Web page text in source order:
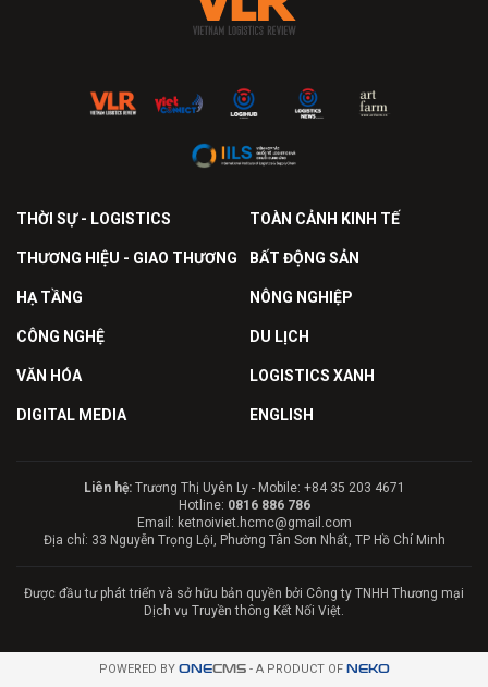
THỜI SỰ - LOGISTICS TOÀN CẢNH KINH TẾ
THƯƠNG HIỆU - GIAO THƯƠNG BẤT ĐỘNG SẢN
HẠ TẦNG NÔNG NGHIỆP
CÔNG NGHỆ DU LỊCH
VĂN HÓA LOGISTICS XANH
DIGITAL MEDIA ENGLISH
Liên hệ:Trương Thị Uyên Ly - Mobile: +84 35 203 4671
Hotline: 0816 886 786
Email: ketnoiviet.hcmc@gmail.com
Địa chỉ: 33 Nguyễn Trọng Lội, Phường Tân Sơn Nhất, TP Hồ Chí Minh
Được đầu tư phát triển và sở hữu bản quyền bởi Công ty TNHH Thương mại
Dịch vụ Truyền thông Kết Nối Việt.
POWERED BY ONECMS- A PRODUCT OF NEKO